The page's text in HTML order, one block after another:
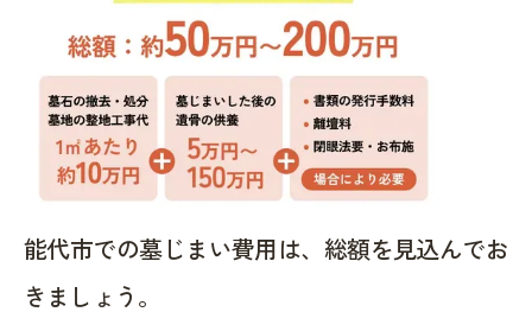
能代市での墓じまい費用は、総額を見込んでお
きましょう。